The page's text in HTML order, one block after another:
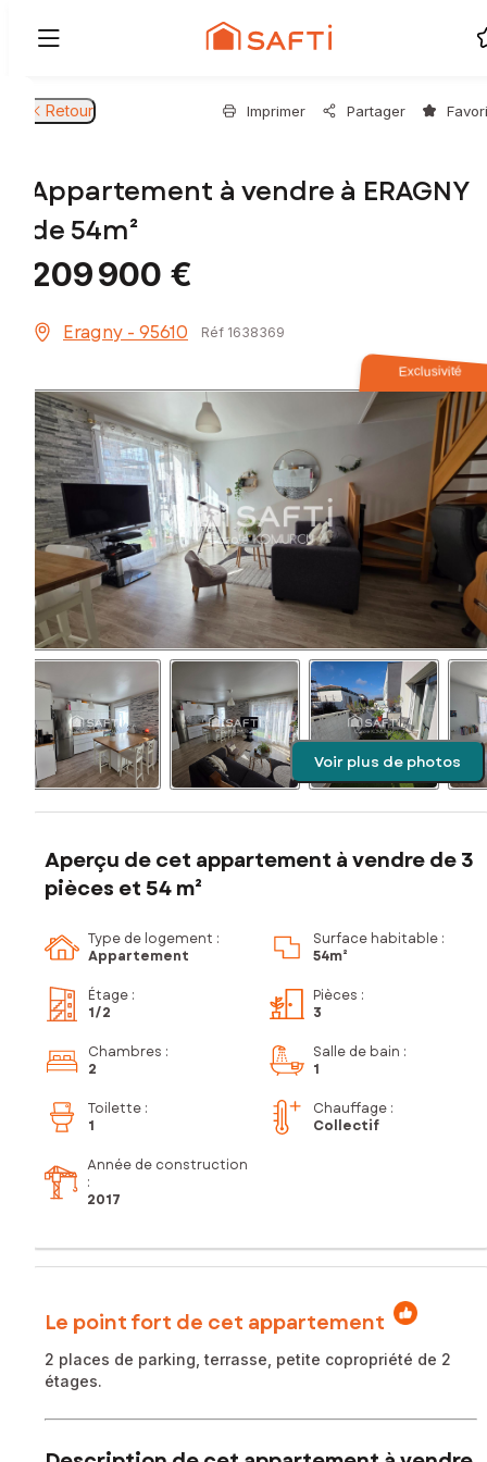
Retour Imprimer Partager
Appartement à vendre à ERAGNY
de 54m²
209 900 €
Eragny - 95610 Réf 1638369
Exclusivité
Voir plus de photos
Aperçu de cet appartement à vendre de 3
pièces et 54 m²
Type de logement :
Appartement
Surface habitable :
54m²
Étage :
1/2
Pièces :
3
Chambres :
2
Salle de bain :
1
Toilette :
1
Chauffage :
Collectif
Année de construction
:
2017
Le point fort de cet appartement
2 places de parking, terrasse, petite copropriété de 2
étages.